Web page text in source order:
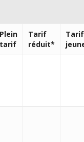
Plein
tarif
Tarif
réduit*
Tarif